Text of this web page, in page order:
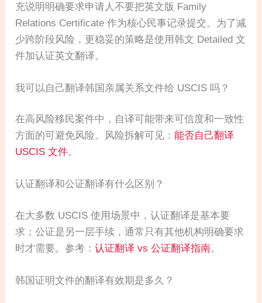
充说明明确要求申请人不要把英文版 Family
Relations Certificate 作为核心民事记录提交。为了减
少跨阶段风险，更稳妥的策略是使用韩文 Detailed 文
件加认证英文翻译。
我可以自己翻译韩国亲属关系文件给 USCIS 吗？
在高风险移民案件中，自译可能带来可信度和一致性
方面的可避免风险。风险拆解可见：能否自己翻译
USCIS 文件。
认证翻译和公证翻译有什么区别？
在大多数 USCIS 使用场景中，认证翻译是基本要
求；公证是另一层手续，通常只有其他机构明确要求
时才需要。参考：认证翻译 vs 公证翻译指南。
韩国证明文件的翻译有效期是多久？